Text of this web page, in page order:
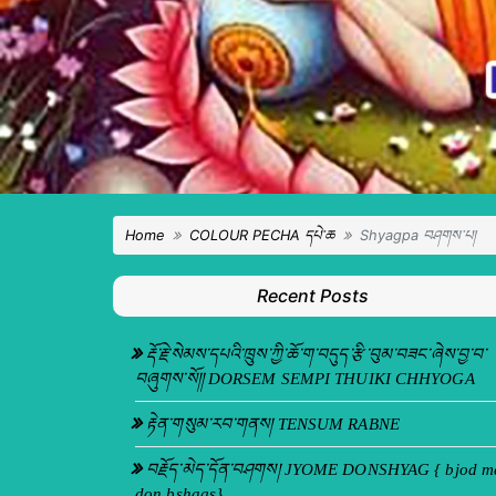
Home COLOUR PECHA དཔེ་ཆ Shyagpa བཤགས་པ།
Recent Posts
རྡོ་རྗེ་སེམས་དཔའི་ཁྲུས་ཀྱི་ཆོ་ག་བདུད་རྩི་བུམ་བཟང་ཞེས་བྱ་བ་
བཞུགས་སོ།། DORSEM SEMPI THUIKI CHHYOGA
རྟེན་གསུམ་རབ་གནས། TENSUM RABNE
བརྗོད་མེད་དོན་བཤགས། JYOME DONSHYAG { bjod